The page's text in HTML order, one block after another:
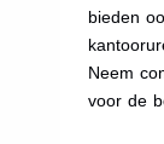
bieden
Neem
voor de